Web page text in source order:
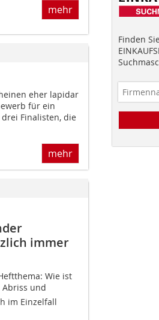
mehr
eher lapidar
für ein
Finalisten, die
mehr
immer
Wie ist
und
im Einzelfall
Finden